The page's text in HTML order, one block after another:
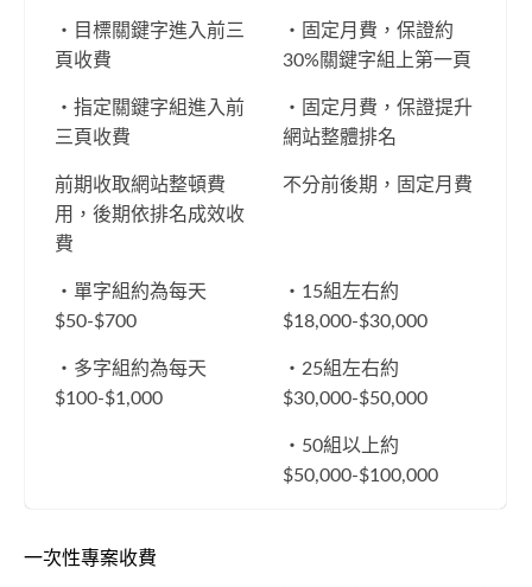
・目標關鍵字進入前三
頁收費
・指定關鍵字組進入前
三頁收費
・固定月費，保證約
30%關鍵字組上第一頁
・固定月費，保證提升
網站整體排名
前期收取網站整頓費
用，後期依排名成效收
費
不分前後期，固定月費
・單字組約為每天
$50-$700
・多字組約為每天
$100-$1,000
・15組左右約
$18,000-$30,000
・25組左右約
$30,000-$50,000
・50組以上約
$50,000-$100,000
一次性專案收費